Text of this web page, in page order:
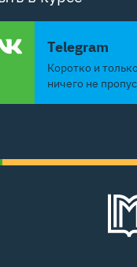
Telegram
Коротко и
ничего не